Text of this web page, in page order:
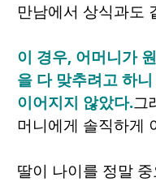
만남에서 상식과도
이 경우, 어머니가
을 다 맞추려고 하
이어지지 않았다.그
머니에게 솔직하게
딸이 나이를 정말